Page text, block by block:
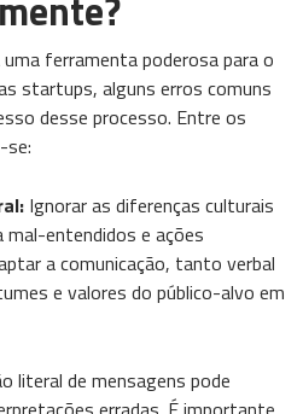
ferramenta poderosa para o
startups, alguns erros comuns
desse processo. Entre os
se:
Ignorar as diferenças culturais
mal-entendidos e ações
a comunicação, tanto verbal
e valores do público-alvo em
literal de mensagens pode